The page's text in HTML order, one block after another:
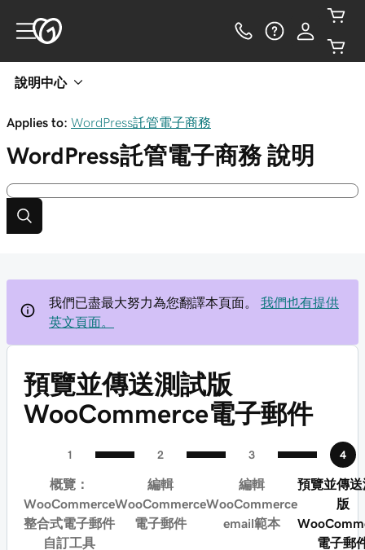
說明中心
Applies to: WordPress託管電子商務
WordPress託管電子商務 說明
我們已盡最大努力為您翻譯本頁面。
我們也有提供
英文頁面。
預覽並傳送測試版
WooCommerce電子郵件
概覽：
WooCommerce
整合式電子郵件
自訂工具
編輯
WooCommerce
電子郵件
編輯
WooCommerce
email範本
預覽並傳送
版
電子郵